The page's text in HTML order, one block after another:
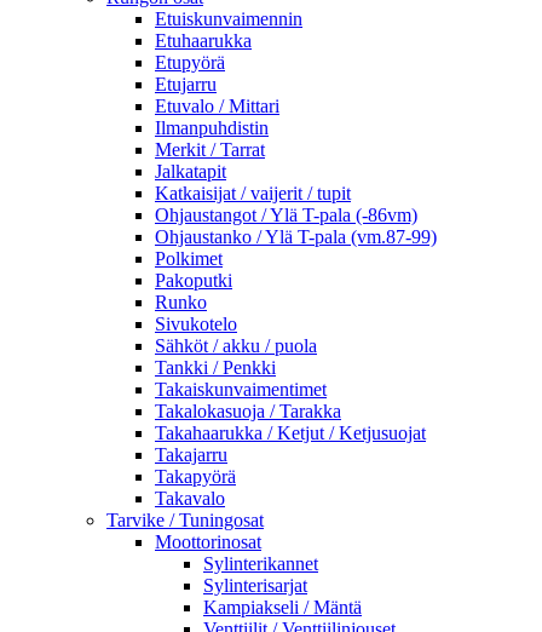
Etuiskunvaimennin
Etuhaarukka
Etupyörä
Etujarru
Etuvalo / Mittari
Ilmanpuhdistin
Merkit / Tarrat
Jalkatapit
Katkaisijat / vaijerit / tupit
Ohjaustangot / Ylä T-pala (-86vm)
Ohjaustanko / Ylä T-pala (vm.87-99)
Polkimet
Pakoputki
Runko
Sivukotelo
Sähköt / akku / puola
Tankki / Penkki
Takaiskunvaimentimet
Takalokasuoja / Tarakka
Takahaarukka / Ketjut / Ketjusuojat
Takajarru
Takapyörä
Takavalo
Tarvike / Tuningosat
Moottorinosat
Sylinterikannet
Sylinterisarjat
Kampiakseli / Mäntä